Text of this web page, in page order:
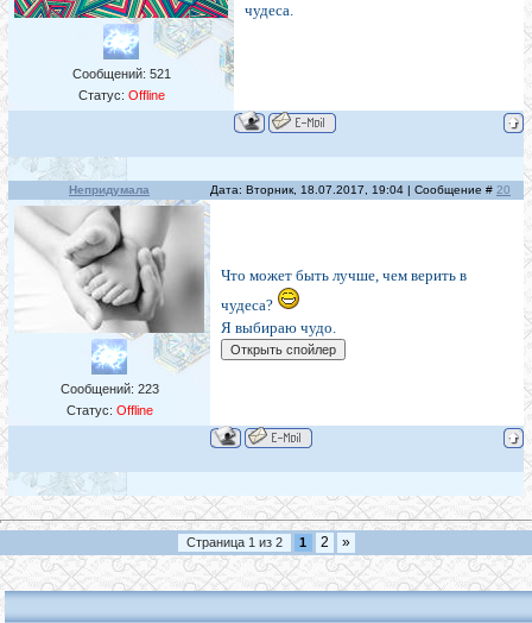
Сообщений: 521
Статус: Offline
чудеса.
Непридумала Дата: Вторник, 18.07.2017, 19:04 | Сообщение # 20
Сообщений: 223
Статус: Offline
Что может быть лучше, чем верить в
чудеса?
Я выбираю чудо.
Страница 1 из 2 1 2 »